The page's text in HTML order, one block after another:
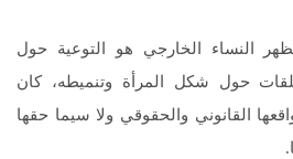
النساء الخارجي هو التوعية حول
حول شكل المرأة وتنميطه، كان
القانوني والحقوقي ولا سيما حقها